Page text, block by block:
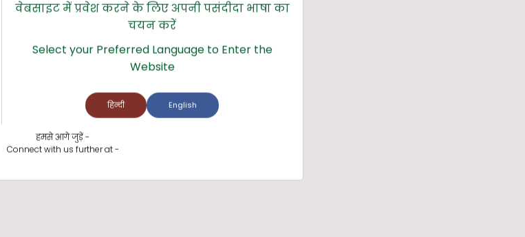
वेबसाइट में प्रवेश करने के लिए अपनी पसंदीदा भाषा का
चयन करें
Select your Preferred Language to Enter the
Website
हिन्दी English
हमसे आगे जुड़ें -
Connect with us further at -